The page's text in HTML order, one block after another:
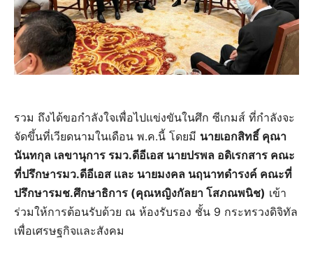
รวม ถึงได้ขอกำลังใจเพื่อไปแข่งขันในศึก ซีเกมส์ ที่กำลังจะ
จัดขึ้นที่เวียดนามในเดือน พ.ค.นี้ โดยมี นายเอกสิทธิ์ คุณา
นันทกุล เลขานุการ รมว.ดีอีเอส นายปรพล อดิเรกสาร คณะ
ที่ปรึกษารมว.ดีอีเอส เเละ นายมงคล นฤนาทดำรงค์ คณะที่
ปรึกษารมช.ศึกษาธิการ (คุณหญิงกัลยา โสภณพนิช) เข้า
ร่วมให้การต้อนรับด้วย ณ ห้องรับรอง ชั้น 9 กระทรวงดิจิทัล
เพื่อเศรษฐกิจเเละสังคม